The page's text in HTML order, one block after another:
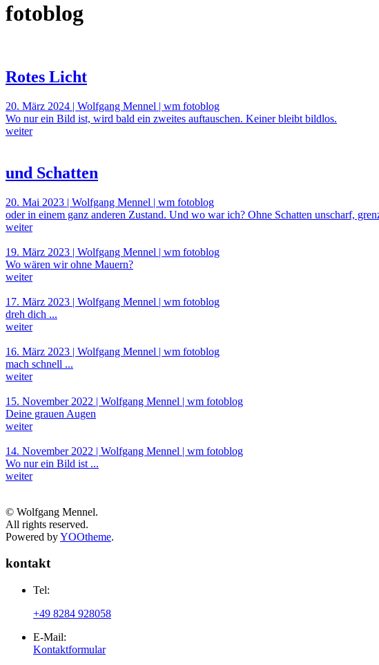
fotoblog
Rotes Licht
20. März 2024 | Wolfgang Mennel | wm fotoblog
Wo nur ein Bild ist, wird bald ein zweites auftauschen. Keiner bleibt bildlos.
weiter
und Schatten
20. Mai 2023 | Wolfgang Mennel | wm fotoblog
oder in einem ganz anderen Zustand. Und wo war ich? Ohne Schatten unscharf,
weiter
19. März 2023 | Wolfgang Mennel | wm fotoblog
Wo wären wir ohne Mauern?
weiter
17. März 2023 | Wolfgang Mennel | wm fotoblog
dreh dich ...
weiter
16. März 2023 | Wolfgang Mennel | wm fotoblog
mach schnell ...
weiter
15. November 2022 | Wolfgang Mennel | wm fotoblog
Deine grauen Augen
weiter
14. November 2022 | Wolfgang Mennel | wm fotoblog
Wo nur ein Bild ist ...
weiter
© Wolfgang Mennel.
All rights reserved.
Powered byYOOtheme.
kontakt
Tel:
+49 8284 928058
E-Mail:
Kontaktformular